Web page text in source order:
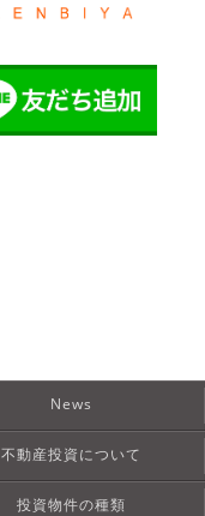
News
不動産投資について
投資物件の種類